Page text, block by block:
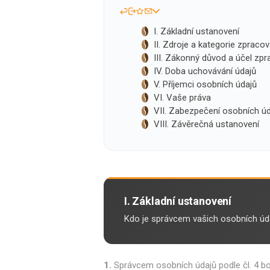
Sage
Ostatní
I. Základní ustanovení
II. Zdroje a kategorie
III. Zákonný důvod a účel
IV. Doba uchovávání údajů
V. Příjemci osobních údajů
VI. Vaše práva
VII. Zabezpečení osobních
VIII. Závěrečná ustanovení
I. Základní ustanovení
Kdo je správcem vašich osobních
1. Správcem osobních údajů podle čl. 4